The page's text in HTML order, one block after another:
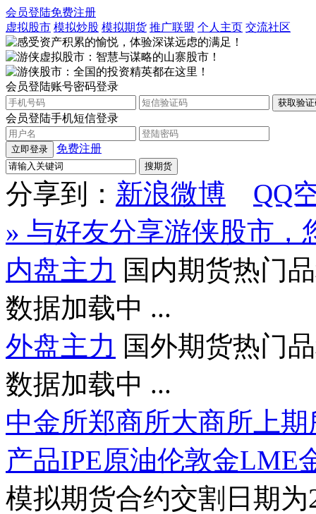
会员登陆免费注册
虚拟股市 模拟炒股 模拟期货 推广联盟 个人主页 交流社区
会员登陆账号密码登录
会员登陆手机短信登录
立即登录 免费注册
搜期货
分享到： 新浪微博
QQ
» 与好友分享游侠股市
内盘主力 国内期货热门
数据加载中 ...
外盘主力 国外期货热门
数据加载中 ...
中金所郑商所大商所 上
产品IPE原油伦敦金LME
模拟期货合约交割日期